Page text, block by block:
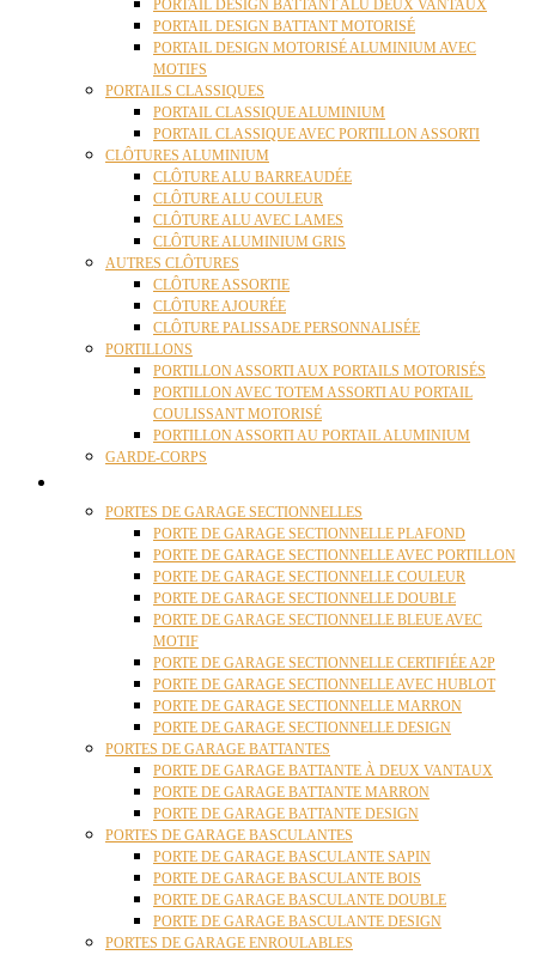
PORTAIL DESIGN BATTANT ALU DEUX VANTAUX
PORTAIL DESIGN BATTANT MOTORISÉ
PORTAIL DESIGN MOTORISÉ ALUMINIUM AVEC
MOTIFS
PORTAILS CLASSIQUES
PORTAIL CLASSIQUE ALUMINIUM
PORTAIL CLASSIQUE AVEC PORTILLON ASSORTI
CLÔTURES ALUMINIUM
CLÔTURE ALU BARREAUDÉE
CLÔTURE ALU COULEUR
CLÔTURE ALU AVEC LAMES
CLÔTURE ALUMINIUM GRIS
AUTRES CLÔTURES
CLÔTURE ASSORTIE
CLÔTURE AJOURÉE
CLÔTURE PALISSADE PERSONNALISÉE
PORTILLONS
PORTILLON ASSORTI AUX PORTAILS MOTORISÉS
PORTILLON AVEC TOTEM ASSORTI AU PORTAIL
COULISSANT MOTORISÉ
PORTILLON ASSORTI AU PORTAIL ALUMINIUM
GARDE-CORPS
PORTES DE GARAGE SECTIONNELLES
PORTE DE GARAGE SECTIONNELLE PLAFOND
PORTE DE GARAGE SECTIONNELLE AVEC PORTILLON
PORTE DE GARAGE SECTIONNELLE COULEUR
PORTE DE GARAGE SECTIONNELLE DOUBLE
PORTE DE GARAGE SECTIONNELLE BLEUE AVEC
MOTIF
PORTE DE GARAGE SECTIONNELLE CERTIFIÉE A2P
PORTE DE GARAGE SECTIONNELLE AVEC HUBLOT
PORTE DE GARAGE SECTIONNELLE MARRON
PORTE DE GARAGE SECTIONNELLE DESIGN
PORTES DE GARAGE BATTANTES
PORTE DE GARAGE BATTANTE À DEUX VANTAUX
PORTE DE GARAGE BATTANTE MARRON
PORTE DE GARAGE BATTANTE DESIGN
PORTES DE GARAGE BASCULANTES
PORTE DE GARAGE BASCULANTE SAPIN
PORTE DE GARAGE BASCULANTE BOIS
PORTE DE GARAGE BASCULANTE DOUBLE
PORTE DE GARAGE BASCULANTE DESIGN
PORTES DE GARAGE ENROULABLES